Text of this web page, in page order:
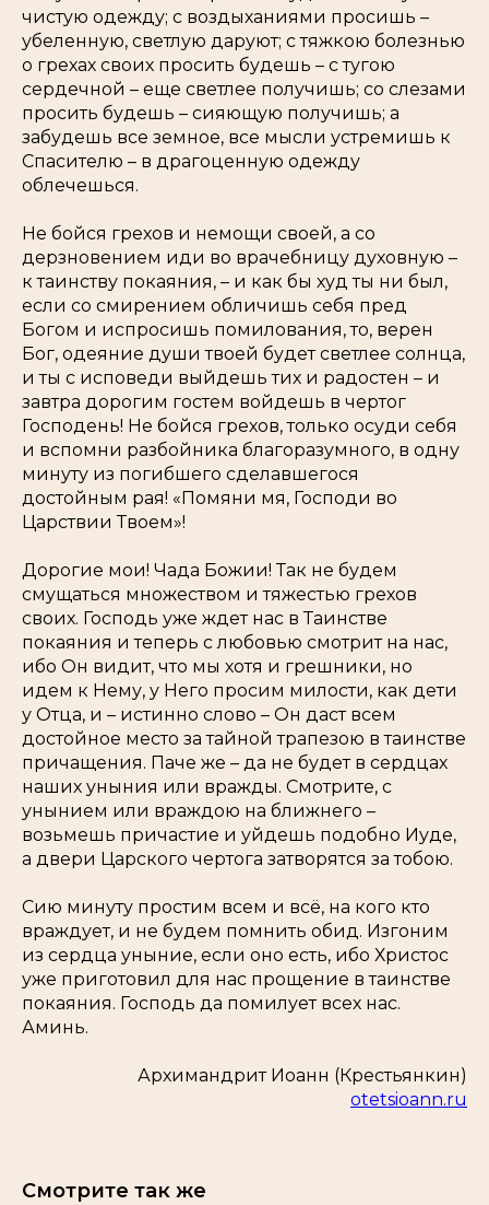
чистую одежду; с воздыханиями просишь –
убеленную, светлую даруют; с тяжкою болезнью
о грехах своих просить будешь – с тугою
сердечной – еще светлее получишь; со слезами
просить будешь – сияющую получишь; а
забудешь все земное, все мысли устремишь к
Спасителю – в драгоценную одежду
облечешься.
Не бойся грехов и немощи своей, а со
дерзновением иди во врачебницу духовную –
к таинству покаяния, – и как бы худ ты ни был,
если со смирением обличишь себя пред
Богом и испросишь помилования, то, верен
Бог, одеяние души твоей будет светлее солнца,
и ты с исповеди выйдешь тих и радостен – и
завтра дорогим гостем войдешь в чертог
Господень! Не бойся грехов, только осуди себя
и вспомни разбойника благоразумного, в одну
минуту из погибшего сделавшегося
достойным рая! «Помяни мя, Господи во
Царствии Твоем»!
Дорогие мои! Чада Божии! Так не будем
смущаться множеством и тяжестью грехов
своих. Господь уже ждет нас в Таинстве
покаяния и теперь с любовью смотрит на нас,
ибо Он видит, что мы хотя и грешники, но
идем к Нему, у Него просим милости, как дети
у Отца, и – истинно слово – Он даст всем
достойное место за тайной трапезою в таинстве
причащения. Паче же – да не будет в сердцах
наших уныния или вражды. Смотрите, с
унынием или враждою на ближнего –
возьмешь причастие и уйдешь подобно Иуде,
а двери Царского чертога затворятся за тобою.
Сию минуту простим всем и всё, на кого кто
враждует, и не будем помнить обид. Изгоним
из сердца уныние, если оно есть, ибо Христос
уже приготовил для нас прощение в таинстве
покаяния. Господь да помилует всех нас.
Аминь.
Архимандрит Иоанн (Крестьянкин)
otetsioann.ru
Смотрите так же